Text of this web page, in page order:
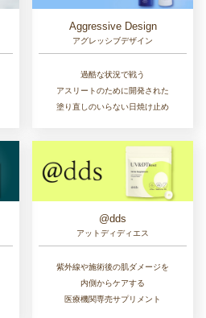
Aggressive Design
アグレッシブデザイン
過酷な状況で戦う
アスリートのために開発された
塗り直しのいらない日焼け止め
@dds
アットディディエス
紫外線や施術後の肌ダメージを
内側からケアする
医療機関専売サプリメント